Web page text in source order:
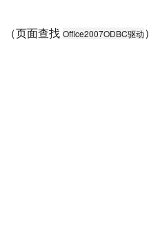
（页面查找 Office2007ODBC驱动）